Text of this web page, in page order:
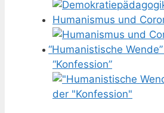
Humanismus und
“Humanistische
“Konfession”